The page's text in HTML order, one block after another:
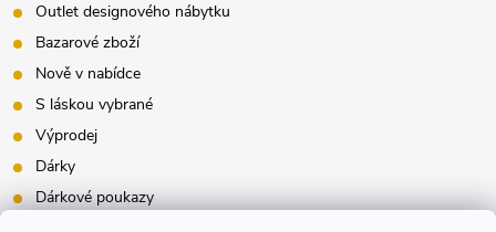
Outlet designového nábytku
Bazarové zboží
Nově v nabídce
S láskou vybrané
Výprodej
Dárky
Dárkové poukazy